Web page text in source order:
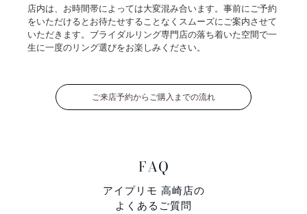
店内は、お時間帯によっては大変混み合います。事前にご予約
をいただけるとお待たせすることなくスムーズにご案内させて
いただきます。ブライダルリング専門店の落ち着いた空間で一
生に一度のリング選びをお楽しみください。
ご来店予約からご購入までの流れ
FAQ
アイプリモ 高崎店の
よくあるご質問